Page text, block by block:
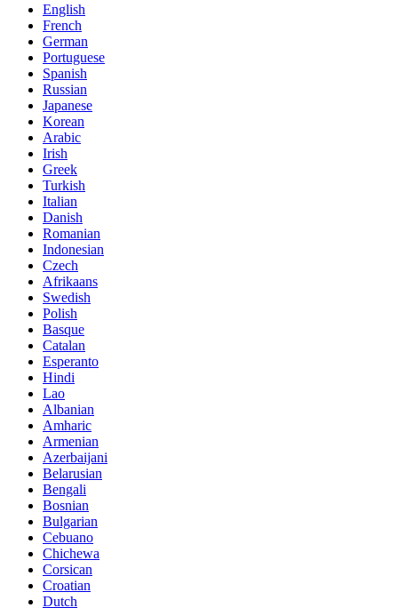
English
French
German
Portuguese
Spanish
Russian
Japanese
Korean
Arabic
Irish
Greek
Turkish
Italian
Danish
Romanian
Indonesian
Czech
Afrikaans
Swedish
Polish
Basque
Catalan
Esperanto
Hindi
Lao
Albanian
Amharic
Armenian
Azerbaijani
Belarusian
Bengali
Bosnian
Bulgarian
Cebuano
Chichewa
Corsican
Croatian
Dutch